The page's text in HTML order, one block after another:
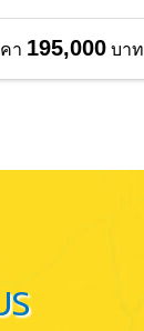
า 195,000บาท